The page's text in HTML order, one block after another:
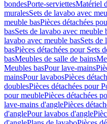
bondesPorte-serviettesMatériel
muralesSets de lavabo avec
meuble basPièces détachées
basSets de lavabo avec meuble
lavabo avec meuble basSets de
basPièces détachées pour Sets
basMeubles de salle de bains
Meubles basPour lave-mains
mainsPour lavabosPièces
doublesPièces détachées pour
pour meublePièces détachées
lave-mains d'anglePièces
d'anglePour lavabos d'angle